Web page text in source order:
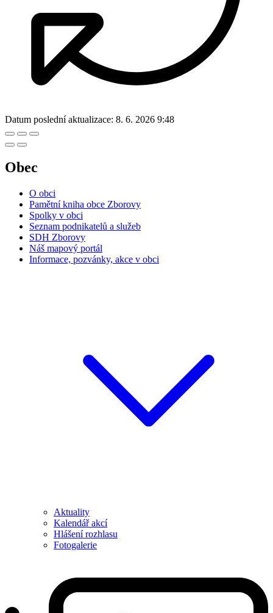
Datum poslední aktualizace: 8. 6. 2026 9:48
Obec
O obci
Pamětní kniha obce Zborovy
Spolky v obci
Seznam podnikatelů a služeb
SDH Zborovy
Náš mapový portál
Informace, pozvánky, akce v obci
Aktuality
Kalendář akcí
Hlášení rozhlasu
Fotogalerie